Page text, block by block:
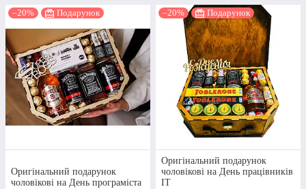
–20% Подарунок
Оригінальний подарунок
чоловікові на День програміста
–20% Подарунок
Оригінальний подарунок
чоловікові на День працівників
IT